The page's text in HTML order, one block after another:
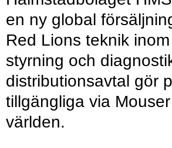
en ny global
Red Lions teknik
styrning och
distributionsavtal gör
tillgängliga via
världen.